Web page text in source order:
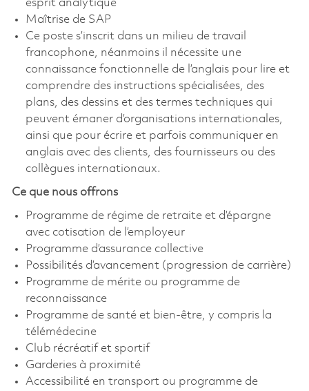
esprit analytique
Maîtrise de SAP
Ce poste s’inscrit dans un milieu de travail
francophone, néanmoins il nécessite une
connaissance fonctionnelle de l’anglais pour lire et
comprendre des instructions spécialisées, des
plans, des dessins et des termes techniques qui
peuvent émaner d’organisations internationales,
ainsi que pour écrire et parfois communiquer en
anglais avec des clients, des fournisseurs ou des
collègues internationaux.
Ce que nous offrons
Programme de régime de retraite et d’épargne
avec cotisation de l’employeur
Programme d’assurance collective
Possibilités d’avancement (progression de carrière)
Programme de mérite ou programme de
reconnaissance
Programme de santé et bien-être, y compris la
télémédecine
Club récréatif et sportif
Garderies à proximité
Accessibilité en transport ou programme de